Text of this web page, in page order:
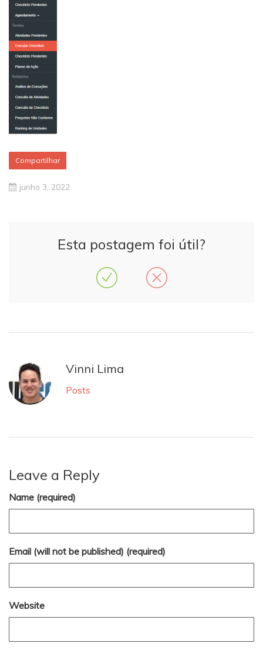
Compartilhar
junho 3, 2022
Esta postagem foi útil?
Vinni Lima
Posts
Leave a Reply
Name (required)
Email (will not be published) (required)
Website